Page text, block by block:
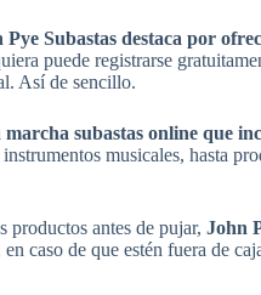
Pye Subastas destaca por
puede registrarse
Así de sencillo.
marcha subastas online que
musicales, hasta
productos antes de pujar, John
caso de que estén fuera de